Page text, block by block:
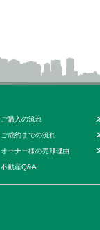
ご購入の流れ
ご成約までの流れ
オーナー様の売却理由
不動産Q&A